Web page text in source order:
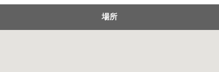
場所